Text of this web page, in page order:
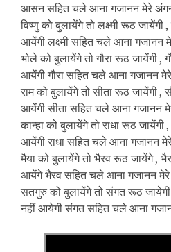
आसन सहित चले आना गजानन मेरे
विष्णु को बुलायेंगे तो लक्ष्मी रूठ जायेंगी
आयेंगी लक्ष्मी सहित चले आना गजानन
भोले को बुलायेंगे तो गौरा रूठ जायेंगी ,
आयेंगी गौरा सहित चले आना गजानन
राम को बुलायेंगे तो सीता रूठ जायेंगी ,
आयेंगी सीता सहित चले आना गजानन
कान्हा को बुलायेंगे तो राधा रूठ जायेंगी
आयेंगी राधा सहित चले आना गजानन
मैया को बुलायेंगे तो भैरव रूठ जायेंगे ,
आयेंगे भैरव सहित चले आना गजानन
सतगुरु को बुलायेंगे तो संगत रूठ
नहीं आयेगी संगत सहित चले आना